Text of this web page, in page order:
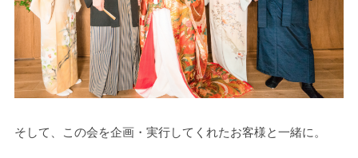
そして、この会を企画・実行してくれたお客様と一緒に。